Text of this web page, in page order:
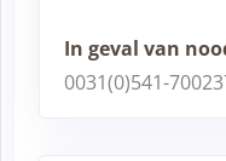
In geval van
0031(0)541-